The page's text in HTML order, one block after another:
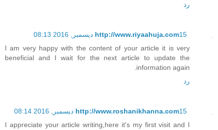
رد
http://www.riyaahuja.com15 ديسمبر, 2016 08:13
I am very happy with the content of your article it is very
beneficial and I wait for the next article to update the
information again.
رد
http://www.roshanikhanna.com15 ديسمبر, 2016 08:14
I appreciate your article writing,here it's my first visit and I